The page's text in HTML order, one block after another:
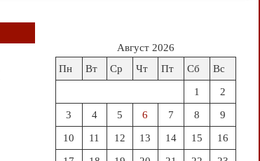
Август 2026
Пн
Вт Ср Чт Пт Сб Вс
1 2
3 4 5 6 7 8 9
10 11 12 13 14 15 16